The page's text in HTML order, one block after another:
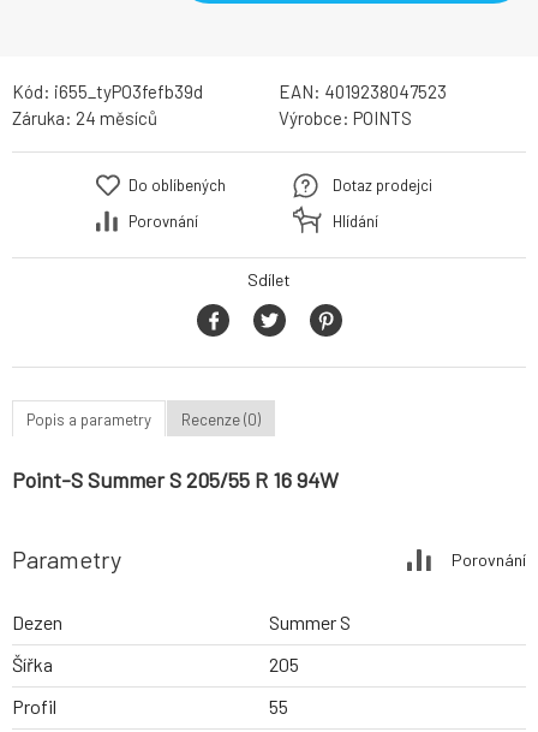
Kód: i655_tyPO3fefb39d EAN: 4019238047523
Záruka: 24 měsíců Výrobce: POINTS
Do oblíbených
Porovnání
Dotaz prodejci
Hlídání
Sdílet
Popis a parametry Recenze (0)
Point-S Summer S 205/55 R 16 94W
Parametry Porovnání
Dezen
Summer S
Šířka
205
Profil
55